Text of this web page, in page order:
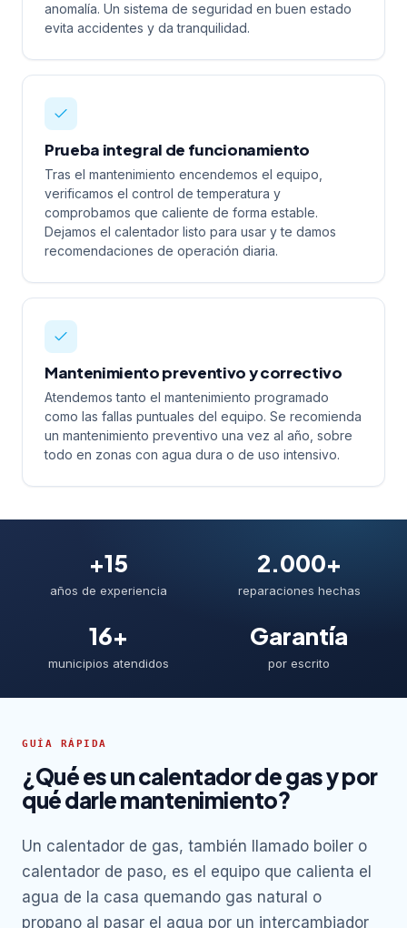
anomalía. Un sistema de seguridad en buen estado
evita accidentes y da tranquilidad.
Prueba integral de funcionamiento
Tras el mantenimiento encendemos el equipo,
verificamos el control de temperatura y
comprobamos que caliente de forma estable.
Dejamos el calentador listo para usar y te damos
recomendaciones de operación diaria.
Mantenimiento preventivo y correctivo
Atendemos tanto el mantenimiento programado
como las fallas puntuales del equipo. Se recomienda
un mantenimiento preventivo una vez al año, sobre
todo en zonas con agua dura o de uso intensivo.
+15
años de experiencia
2.000+
reparaciones hechas
16+
municipios atendidos
Garantía
por escrito
GUÍA RÁPIDA
¿Qué es un calentador de gas y por
qué darle mantenimiento?
Un calentador de gas, también llamado boiler o
calentador de paso, es el equipo que calienta el
agua de la casa quemando gas natural o
propano al pasar el agua por un intercambiador